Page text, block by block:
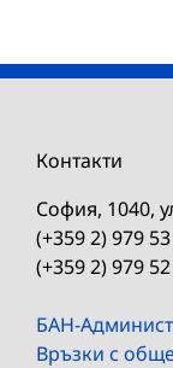
Контакти
София, 1040,
(+359 2) 979
(+359 2) 979
БАН-
Връзки с